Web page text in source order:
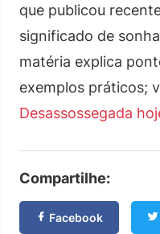
que publicou
significado de
matéria explica
exemplos práticos;
Desassossegada
Compartilhe:
Facebook